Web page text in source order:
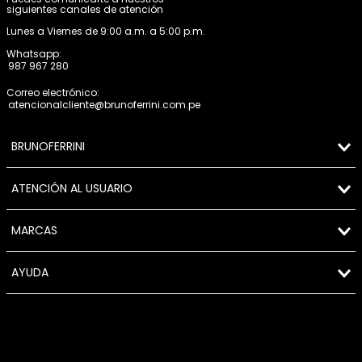
siguientes canales de atención
Lunes a Viernes de 9:00 a.m. a 5:00 p.m.
Whatsapp:
987 967 280
Correo electrónico:
atencionalcliente@brunoferrini.com.pe
BRUNOFERRINI
ATENCIÓN AL USUARIO
MARCAS
AYUDA